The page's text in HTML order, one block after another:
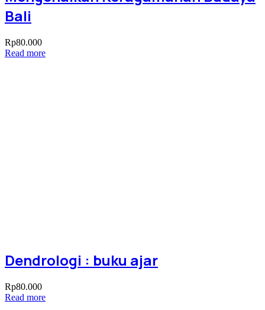
Bali
Rp80.000
Read more
Dendrologi : buku ajar
Rp80.000
Read more